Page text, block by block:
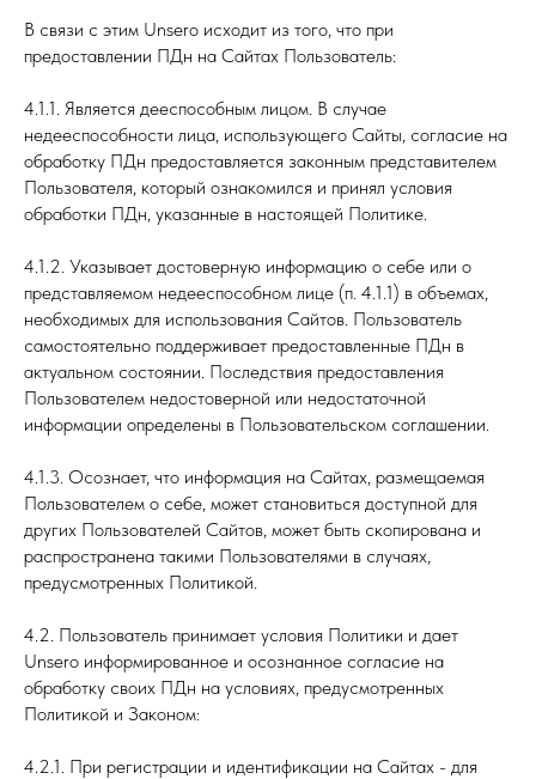
В связи с этим Unsero исходит из того, что при
предоставлении ПДн на Сайтах Пользователь:
4.1.1. Является дееспособным лицом. В случае
недееспособности лица, использующего Сайты, согласие на
обработку ПДн предоставляется законным представителем
Пользователя, который ознакомился и принял условия
обработки ПДн, указанные в настоящей Политике.
4.1.2. Указывает достоверную информацию о себе или о
представляемом недееспособном лице (п. 4.1.1) в объемах,
необходимых для использования Сайтов. Пользователь
самостоятельно поддерживает предоставленные ПДн в
актуальном состоянии. Последствия предоставления
Пользователем недостоверной или недостаточной
информации определены в Пользовательском соглашении.
4.1.3. Осознает, что информация на Сайтах, размещаемая
Пользователем о себе, может становиться доступной для
других Пользователей Сайтов, может быть скопирована и
распространена такими Пользователями в случаях,
предусмотренных Политикой.
4.2. Пользователь принимает условия Политики и дает
Unsero информированное и осознанное согласие на
обработку своих ПДн на условиях, предусмотренных
Политикой и Законом:
4.2.1. При регистрации и идентификации на Сайтах - для